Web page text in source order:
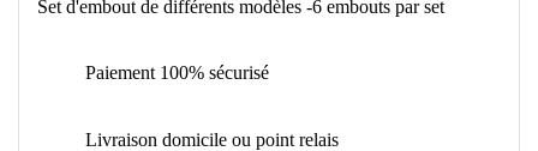
Set d'embout de différents modèles -6 embouts par set
Paiement 100% sécurisé
Livraison domicile ou point relais